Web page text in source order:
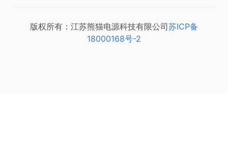
版权所有：江苏熊猫电源科技有限公司苏ICP备
18000168号-2